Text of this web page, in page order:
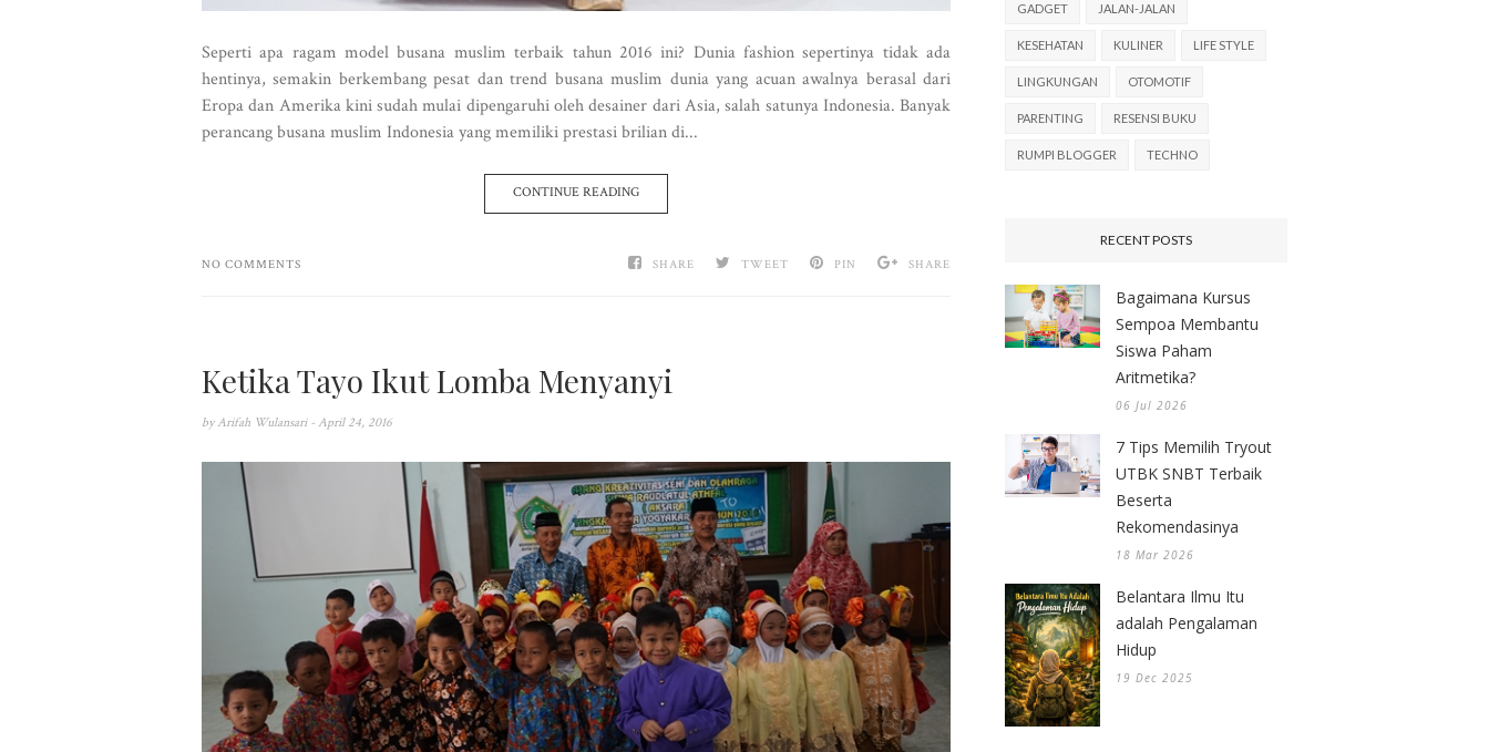
Seperti apa ragam model busana muslim terbaik tahun 2016 ini? Dunia fashion sepertinya tidak ada
hentinya, semakin berkembang pesat dan trend busana muslim dunia yang acuan awalnya berasal dari
Eropa dan Amerika kini sudah mulai dipengaruhi oleh desainer dari Asia, salah satunya Indonesia. Banyak
perancang busana muslim Indonesia yang memiliki prestasi brilian di...
CONTINUE READING
SHARE TWEET PIN SHARE
NO COMMENTS
Ketika Tayo Ikut Lomba Menyanyi
by Arifah Wulansari - April 24, 2016
GADGET JALAN-JALAN
KESEHATAN KULINER LIFE STYLE
LINGKUNGAN OTOMOTIF
PARENTING RESENSI BUKU
RUMPI BLOGGER TECHNO
RECENT POSTS
Bagaimana Kursus
Sempoa Membantu
Siswa Paham
Aritmetika?
06 Jul 2026
7 Tips Memilih Tryout
UTBK SNBT Terbaik
Beserta
Rekomendasinya
18 Mar 2026
Belantara Ilmu Itu
adalah Pengalaman
Hidup
19 Dec 2025